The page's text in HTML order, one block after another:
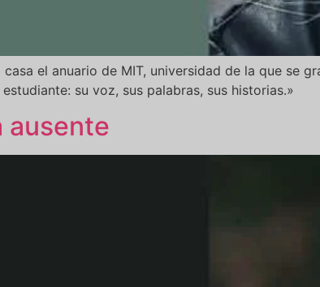
el anuario de MIT, universidad de la que se
su voz, sus palabras, sus historias.»
ausente